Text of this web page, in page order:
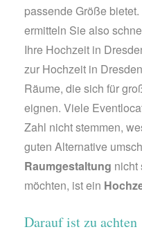
passende Größe
ermitteln Sie also
Ihre Hochzeit in
zur Hochzeit in
Räume, die sich für
eignen. Viele
Zahl nicht stemmen,
guten Alternative
Raumgestaltung nicht
möchten, ist ein
Darauf ist zu achten